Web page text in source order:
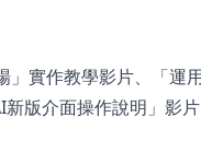
」實作教學影片、「
新版介面操作說明」影